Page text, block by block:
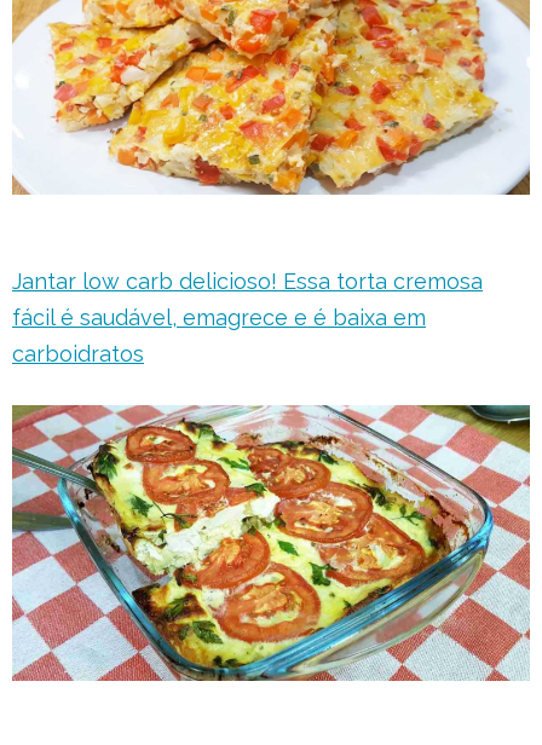
Jantar low carb delicioso! Essa torta cremosa
fácil é saudável, emagrece e é baixa em
carboidratos